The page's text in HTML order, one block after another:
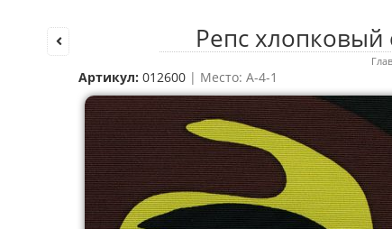
Репс
Артикул: 012600 | Место: A-4-1